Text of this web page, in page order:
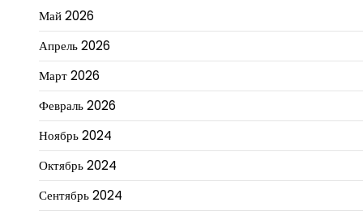
Май 2026
Апрель 2026
Март 2026
Февраль 2026
Ноябрь 2024
Октябрь 2024
Сентябрь 2024